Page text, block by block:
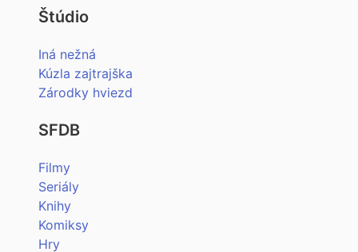
Štúdio
Iná nežná
Kúzla zajtrajška
Zárodky hviezd
SFDB
Filmy
Seriály
Knihy
Komiksy
Hry